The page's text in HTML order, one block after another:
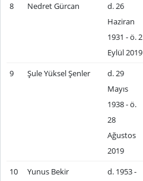
8 Nedret Gürcan
d. 26
Haziran
1931 - ö. 2
Eylül 2019
9 Şule Yüksel Şenler
d. 29
Mayıs
1938 - ö.
28
Ağustos
2019
10
Yunus Bekir
d. 1953 -